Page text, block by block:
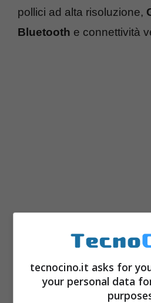
pollici ad alta risoluzione,
Bluetooth e connettività
tecnocino.it asks for
your personal data